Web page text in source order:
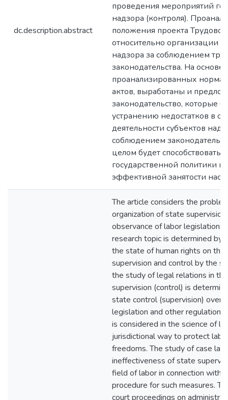
dc.description.abstract
проведения мероприятий
надзора (контроля).
положения проекта
относительно организации
надзора за соблюдением
законодательства. На основе
проанализированных
актов, выработаны и
законодательство, которые
устранению недостатков в
деятельности субъектов
соблюдением
целом будет способствовать
государственной политики в
эффективной занятости
The article considers the
organization of state
observance of labor legislation.
research topic is determined by
the state of human rights on
supervision and control by the
the study of legal relations in
supervision (control) is
state control (supervision) over
legislation and other regulations
is considered in the science of
jurisdictional way to protect
freedoms. The study of case
ineffectiveness of state
field of labor in connection with
procedure for such measures.
court proceedings on